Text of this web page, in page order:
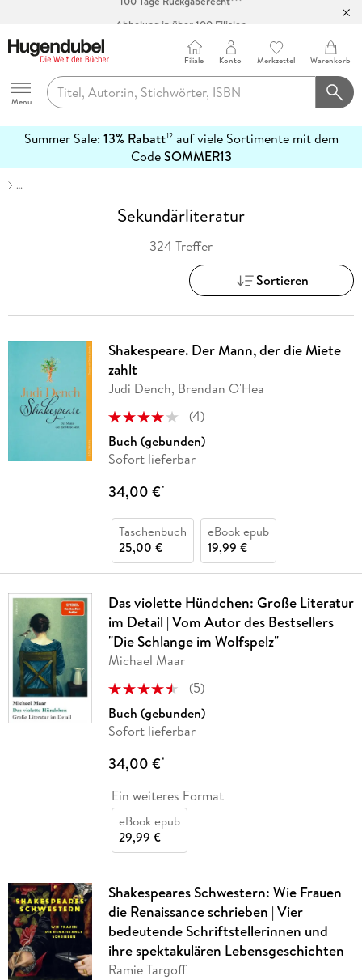
Abholung in über 100 Filialen
Hugendubel
Menu
Filiale Konto Merkzettel Warenkorb
Summer Sale: 13% Rabatt12auf viele Sortimente mit dem
CodeSOMMER13
erfahren
…
Sekundärliteratur
324 Treffer
Sortieren
Shakespeare. Der Mann, der die Miete
zahlt
Judi Dench, Brendan O'Hea
(4)
Buch (gebunden)
Sofort lieferbar
34,00 €*
Taschenbuch
25,00 €
eBook epub
19,99 €
Das violette Hündchen: Große Literatur
im Detail | Vom Autor des Bestsellers
"Die Schlange im Wolfspelz"
Michael Maar
(5)
Buch (gebunden)
Sofort lieferbar
34,00 €*
Ein weiteres Format
eBook epub
29,99 €
Shakespeares Schwestern: Wie Frauen
die Renaissance schrieben | Vier
bedeutende Schriftstellerinnen und
ihre spektakulären Lebensgeschichten
Ramie Targoff